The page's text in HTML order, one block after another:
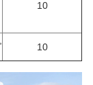
10
10